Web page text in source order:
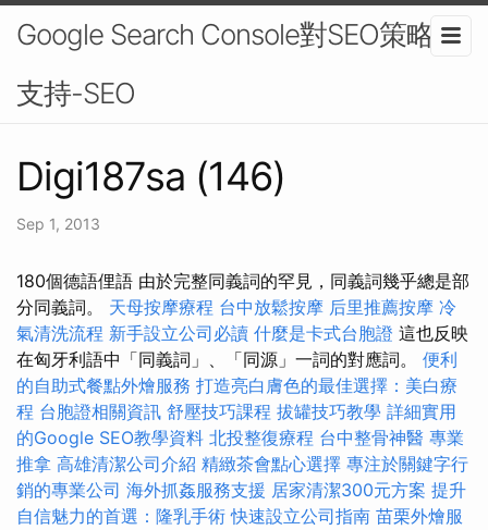
Google Search Console對SEO策略的
支持-SEO
Digi187sa (146)
Sep 1, 2013
180個德語俚語 由於完整同義詞的罕見，同義詞幾乎總是部
分同義詞。 天母按摩療程 台中放鬆按摩 后里推薦按摩 冷
氣清洗流程 新手設立公司必讀 什麼是卡式台胞證 這也反映
在匈牙利語中「同義詞」、「同源」一詞的對應詞。 便利
的自助式餐點外燴服務 打造亮白膚色的最佳選擇：美白療
程 台胞證相關資訊 舒壓技巧課程 拔罐技巧教學 詳細實用
的Google SEO教學資料 北投整復療程 台中整骨神醫 專業
推拿 高雄清潔公司介紹 精緻茶會點心選擇 專注於關鍵字行
銷的專業公司 海外抓姦服務支援 居家清潔300元方案 提升
自信魅力的首選：隆乳手術 快速設立公司指南 苗栗外燴服